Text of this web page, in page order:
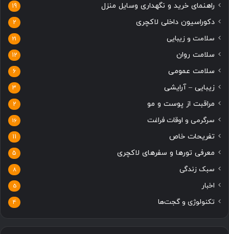
راهنمای خرید و نگهداری وسایل منزل 19
دکوراسیون داخلی لاکچری 2
سلامت و زیبایی 21
سلامت روان 12
سلامت عمومی 6
زیبایی – آرایشی 3
مراقبت از پوست و مو 2
سرگرمی و اوقات فراغت 16
تفریحات خاص 11
معرفی تورها و سفرهای لاکچری 5
سبک زندگی 8
اخبار 5
تکنولوژی و گجت‌ها 4